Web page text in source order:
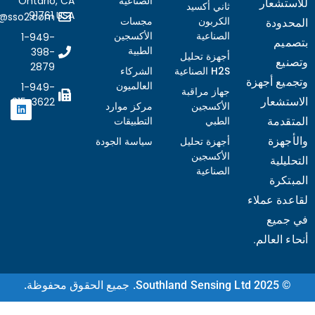
أجهزة
عملاء
العالم.
ثاني أكسيد
الكربون
الصناعية
أجهزة تحليل
جهاز مراقبة
الأكسجين
أجهزة تحليل
الأكسجين
الصناعية
مجسات
الأكسجين
الشركاء
العالميون
مركز موارد
التطبيقات
سياسة الجودة
91761 USA
sales@sso2.com
1-949-
398-
1-949-
315-3622
Vietnamese
Korean
Turkish
Italian
Ukrainian